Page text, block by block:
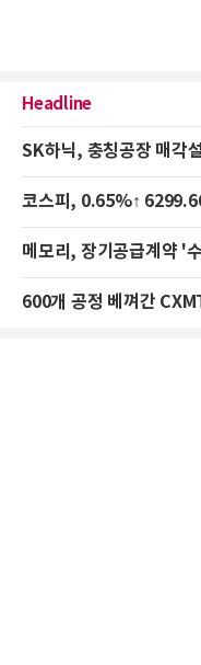
Headline
SK하닉, 충칭공장 매각
코스피, 0.65%↑
메모리, 장기공급계약 '
600개 공정 베껴간